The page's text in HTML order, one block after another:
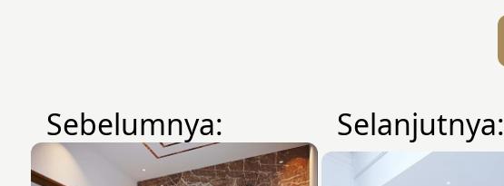
Sebelumnya: Selanjutnya: